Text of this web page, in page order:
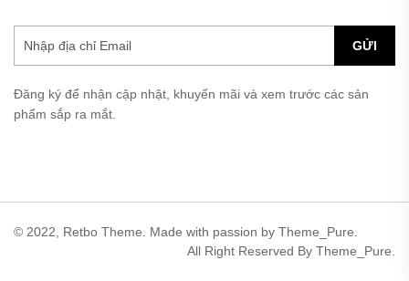
GỬI
Đăng ký để nhận cập nhật, khuyến mãi và xem trước các sản
phẩm sắp ra mắt.
© 2022, Retbo Theme. Made with passion by Theme_Pure.
All Right Reserved By Theme_Pure.